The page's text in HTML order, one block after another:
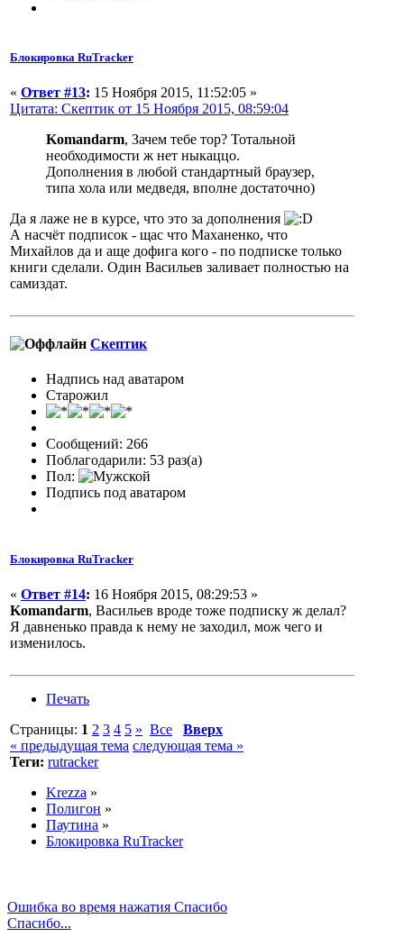
Блокировка RuTracker
« Ответ #13: 15 Ноября 2015, 11:52:05 »
Цитата: Скептик от 15 Ноября 2015, 08:59:04
Komandarm, Зачем тебе тор? Тотальной
необходимости ж нет ныкаццо.
Дополнения в любой стандартный браузер,
типа хола или медведя, вполне достаточно)
Да я лаже не в курсе, что это за дополнения
А насчёт подписок - щас что Маханенко, что
Михайлов да и аще дофига кого - по подписке только
книги сделали. Один Васильев заливает полностью на
самиздат.
Скептик
Надпись над аватаром
Старожил
Сообщений: 266
Поблагодарили: 53 раз(а)
Пол:
Подпись под аватаром
Блокировка RuTracker
« Ответ #14: 16 Ноября 2015, 08:29:53 »
Komandarm, Васильев вроде тоже подписку ж делал?
Я давненько правда к нему не заходил, мож чего и
изменилось.
Печать
Страницы: 1 2 3 4 5 » Все
Вверх
« предыдущая тема следующая тема »
Теги: rutracker
Krezza »
Полигон »
Паутина »
Блокировка RuTracker
Ошибка во время нажатия Спасибо
Спасибо...